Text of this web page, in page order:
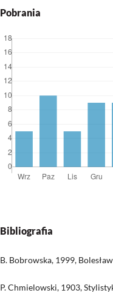
Pobrania
Bibliografia
B. Bobrowska, 1999,
P. Chmielowski, 1903,